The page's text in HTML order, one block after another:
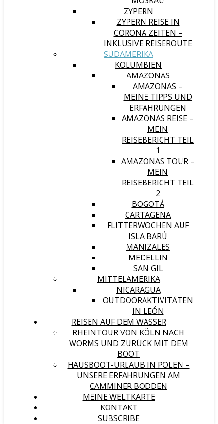
ZYPERN
ZYPERN REISE IN
CORONA ZEITEN –
INKLUSIVE REISEROUTE
SÜDAMERIKA
KOLUMBIEN
AMAZONAS
AMAZONAS –
MEINE TIPPS UND
ERFAHRUNGEN
AMAZONAS REISE –
MEIN
REISEBERICHT TEIL
1
AMAZONAS TOUR –
MEIN
REISEBERICHT TEIL
2
BOGOTÁ
CARTAGENA
FLITTERWOCHEN AUF
ISLA BARÚ
MANIZALES
MEDELLIN
SAN GIL
MITTELAMERIKA
NICARAGUA
OUTDOORAKTIVITÄTEN
IN LEÓN
REISEN AUF DEM WASSER
RHEINTOUR VON KÖLN NACH
WORMS UND ZURÜCK MIT DEM
BOOT
HAUSBOOT-URLAUB IN POLEN –
UNSERE ERFAHRUNGEN AM
CAMMINER BODDEN
MEINE WELTKARTE
KONTAKT
SUBSCRIBE